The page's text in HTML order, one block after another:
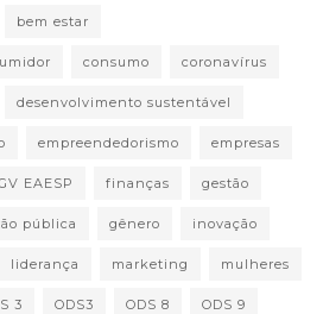
bem estar
consumo coronavírus
desenvolvimento sustentável
empreendedorismo empresas
EAESP finanças gestão
pública gênero inovação
liderança marketing mulheres
3 ODS3 ODS 8 ODS 9